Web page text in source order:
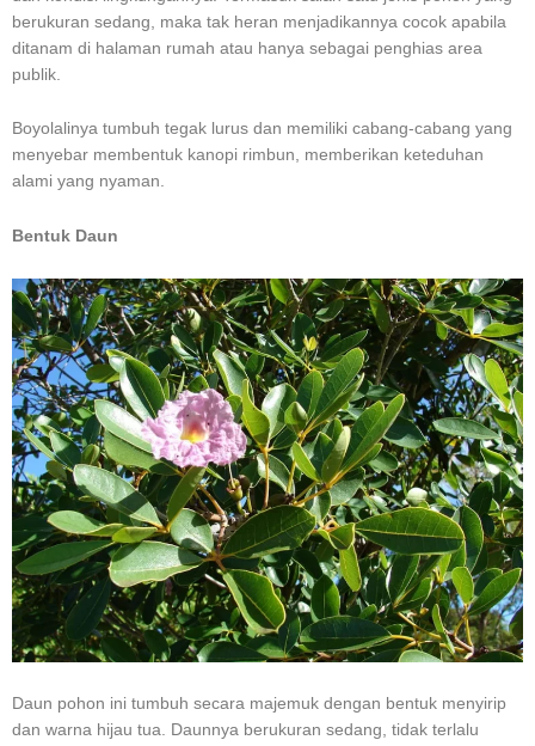
berukuran sedang, maka tak heran menjadikannya cocok apabila
ditanam di halaman rumah atau hanya sebagai penghias area
publik.
Boyolalinya tumbuh tegak lurus dan memiliki cabang-cabang yang
menyebar membentuk kanopi rimbun, memberikan keteduhan
alami yang nyaman.
Bentuk Daun
Daun pohon ini tumbuh secara majemuk dengan bentuk menyirip
dan warna hijau tua. Daunnya berukuran sedang, tidak terlalu